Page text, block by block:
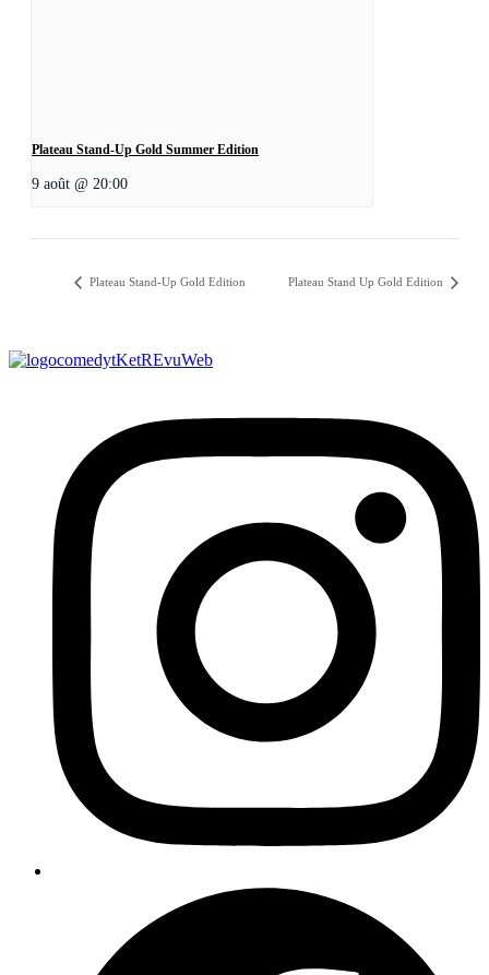
Plateau Stand-Up Gold Summer Edition
9 août @ 20:00
Plateau Stand-Up Gold Edition Plateau Stand Up Gold Edition